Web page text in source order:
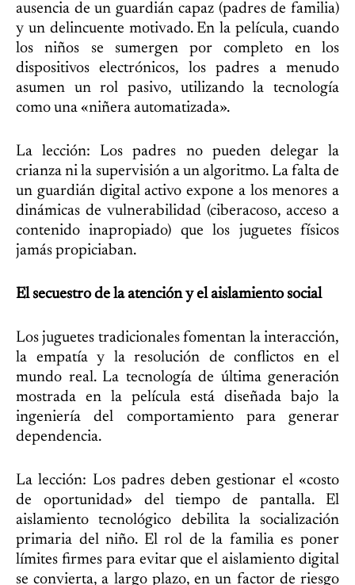
ausencia de un guardián capaz (padres de familia)
y un delincuente motivado. En la película, cuando
los niños se sumergen por completo en los
dispositivos electrónicos, los padres a menudo
asumen un rol pasivo, utilizando la tecnología
como una «niñera automatizada».
La lección: Los padres no pueden delegar la
crianza ni la supervisión a un algoritmo. La falta de
un guardián digital activo expone a los menores a
dinámicas de vulnerabilidad (ciberacoso, acceso a
contenido inapropiado) que los juguetes físicos
jamás propiciaban.
El secuestro de la atención y el aislamiento social
Los juguetes tradicionales fomentan la interacción,
la empatía y la resolución de conflictos en el
mundo real. La tecnología de última generación
mostrada en la película está diseñada bajo la
ingeniería del comportamiento para generar
dependencia.
La lección: Los padres deben gestionar el «costo
de oportunidad» del tiempo de pantalla. El
aislamiento tecnológico debilita la socialización
primaria del niño. El rol de la familia es poner
límites firmes para evitar que el aislamiento digital
se convierta, a largo plazo, en un factor de riesgo